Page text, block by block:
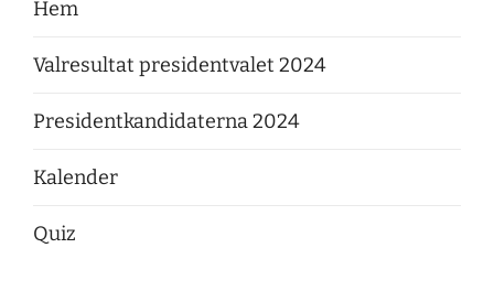
Hem
Valresultat presidentvalet 2024
Presidentkandidaterna 2024
Kalender
Quiz